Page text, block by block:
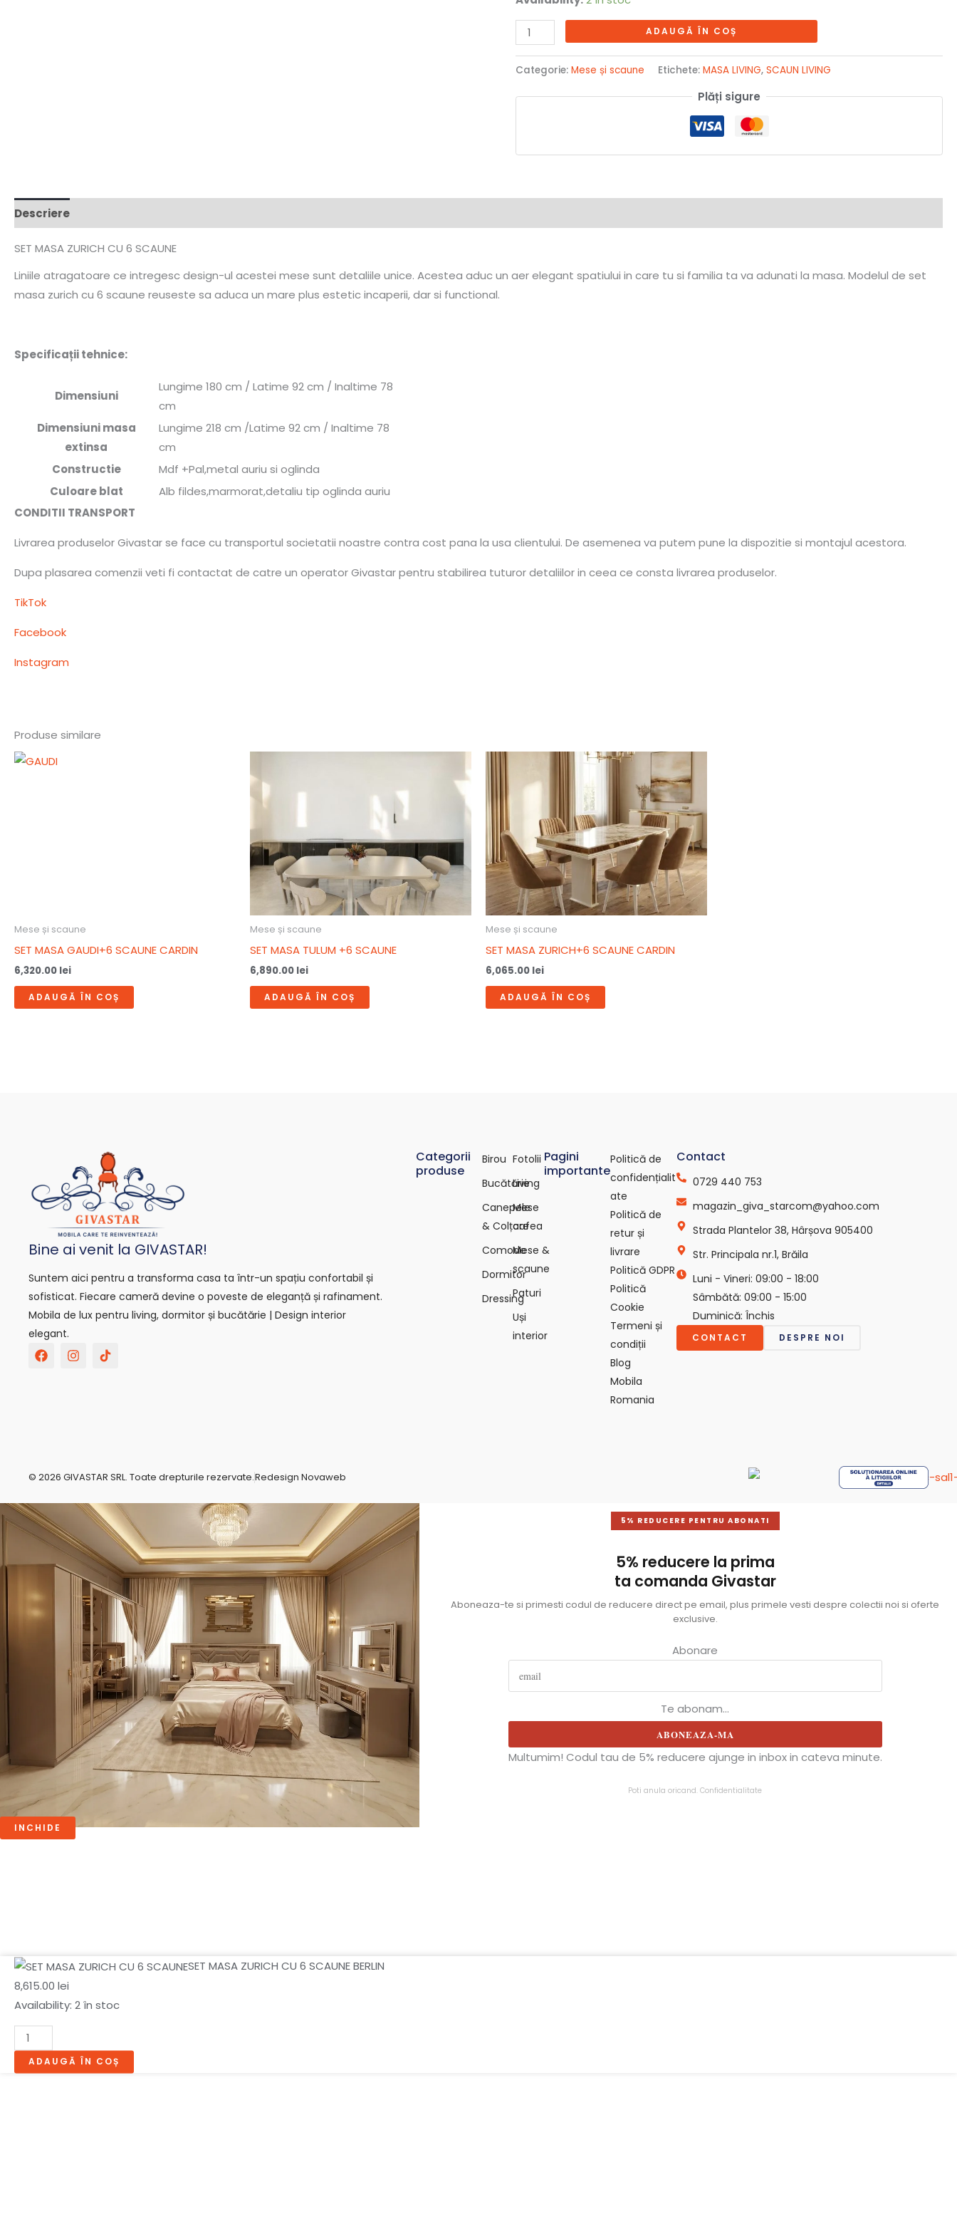
ADAUGĂ ÎN COȘ
Categorie:Mese și scaune Etichete:MASA LIVING,SCAUN LIVING
Plăți sigure
Descriere
SET MASA ZURICH CU 6 SCAUNE
Liniile atragatoare ce intregesc design-ul acestei mese sunt detaliile unice. Acestea aduc un aer elegant spatiului in care tu si familia ta va adunati la masa. Modelul de set
masa zurich cu 6 scaune reuseste sa aduca un mare plus estetic incaperii, dar si functional.
Specificații tehnice:
Dimensiuni
Lungime 180 cm / Latime 92 cm / Inaltime 78
cm
Dimensiuni masa
extinsa
Lungime 218 cm /Latime 92 cm / Inaltime 78
cm
Constructie
Mdf +Pal,metal auriu si oglinda
Culoare blat
Alb fildes,marmorat,detaliu tip oglinda auriu
CONDITII TRANSPORT
Livrarea produselor Givastar se face cu transportul societatii noastre contra cost pana la usa clientului. De asemenea va putem pune la dispozitie si montajul acestora.
Dupa plasarea comenzii veti fi contactat de catre un operator Givastar pentru stabilirea tuturor detaliilor in ceea ce consta livrarea produselor.
TikTok
Facebook
Instagram
Produse similare
Mese și scaune
SET MASA GAUDI+6 SCAUNE CARDIN
6,320.00 lei
ADAUGĂ ÎN COȘ
Mese și scaune
SET MASA TULUM +6 SCAUNE
6,890.00 lei
ADAUGĂ ÎN COȘ
Mese și scaune
SET MASA ZURICH+6 SCAUNE CARDIN
6,065.00 lei
ADAUGĂ ÎN COȘ
Bine ai venit la GIVASTAR!
Suntem aici pentru a transforma casa ta într-un spațiu confortabil și
sofisticat. Fiecare cameră devine o poveste de eleganță și rafinament.
Mobila de lux pentru living, dormitor și bucătărie | Design interior
elegant.
F
a
I
n
T
i
r
p
o
-
c
o
m
Categorii
produse
Birou
Bucătărie
Canepele
& Colțare
Comode
Dormitor
Dressing
Fotolii
Living
Mese
cafea
Mese &
scaune
Paturi
Uși
interior
Pagini
importante
Politică de
confidențialit
ate
Politică de
retur și
livrare
Politică GDPR
Politică
Cookie
Termeni și
condiții
Blog
Mobila
Romania
Contact
0729 440 753
magazin_giva_starcom@yahoo.com
Strada Plantelor 38, Hârșova 905400
Str. Principala nr.1, Brăila
Luni - Vineri: 09:00 - 18:00
Sâmbătă: 09:00 - 15:00
Duminică: Închis
CONTACT DESPRE NOI
© 2026 GIVASTAR SRL. Toate drepturile rezervate.Redesign Novaweb
5% REDUCERE PENTRU ABONATI
5% reducere la prima
ta comanda Givastar
Aboneaza-te si primesti codul de reducere direct pe email, plus primele vesti despre colectii noi si oferte
exclusive.
Abonare
Te abonam...
ABONEAZA-MA
Multumim! Codul tau de 5% reducere ajunge in inbox in cateva minute.
Poti anula oricand.Confidentialitate
INCHIDE
SET MASA ZURICH CU 6 SCAUNE BERLIN
8,615.00 lei
Availability: 2 în stoc
Cantitate
SET
MASA
ZURICH
CU
ADAUGĂ ÎN COȘ